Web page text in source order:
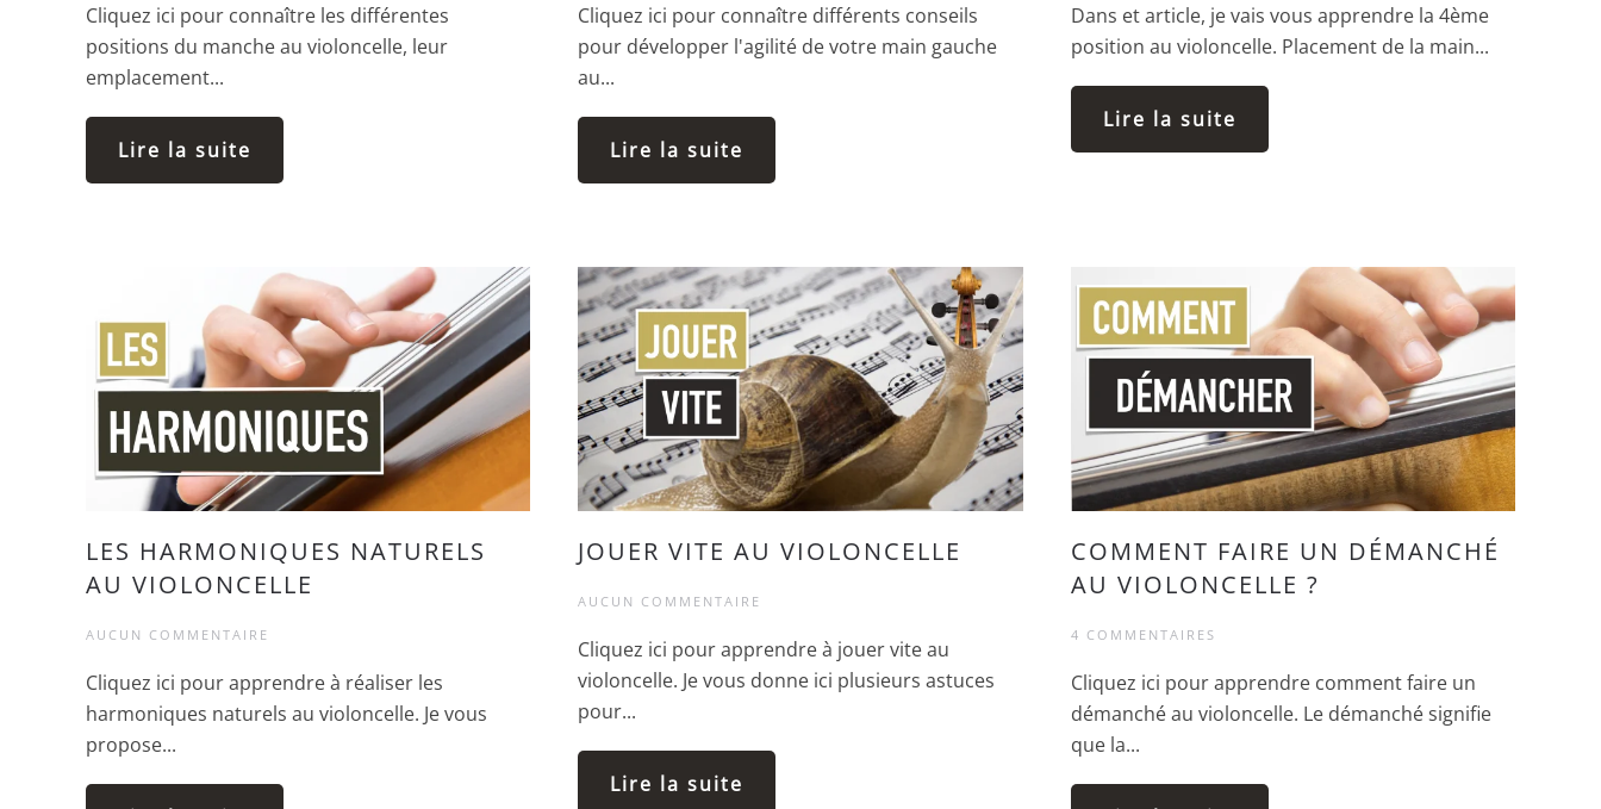
Cliquez ici pour connaître les différentes
positions du manche au violoncelle, leur
emplacement...
Lire la suite
Cliquez ici pour connaître différents conseils
pour développer l'agilité de votre main gauche
au...
Lire la suite
Dans et article, je vais vous apprendre la 4ème
position au violoncelle. Placement de la main...
Lire la suite
LES HARMONIQUES NATURELS
AU VIOLONCELLE
AUCUN COMMENTAIRE
Cliquez ici pour apprendre à réaliser les
harmoniques naturels au violoncelle. Je vous
propose...
JOUER VITE AU VIOLONCELLE
AUCUN COMMENTAIRE
Cliquez ici pour apprendre à jouer vite au
violoncelle. Je vous donne ici plusieurs astuces
pour...
Lire la suite
COMMENT FAIRE UN DÉMANCHÉ
AU VIOLONCELLE ?
4 COMMENTAIRES
Cliquez ici pour apprendre comment faire un
démanché au violoncelle. Le démanché signifie
que la...